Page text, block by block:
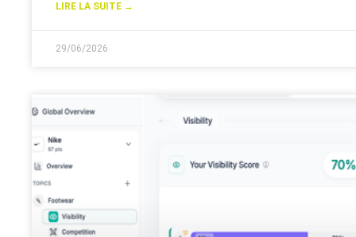
LIRE LA SUITE →
29/06/2026